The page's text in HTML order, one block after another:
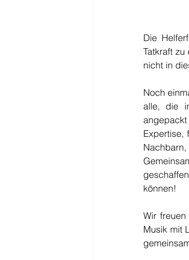
Die
Tatkraft
nicht in
Noch
alle, die
Expertise,
können!
Wir
Musik mit